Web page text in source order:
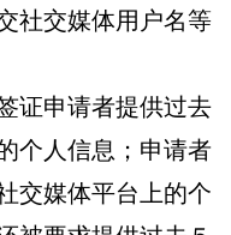
社交媒体用户名等
申请者提供过去
个人信息；申请者
交媒体平台上的个